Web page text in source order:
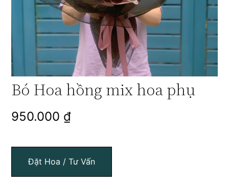
Bó Hoa hồng mix hoa phụ
950.000 ₫
Đặt Hoa / Tư Vấn